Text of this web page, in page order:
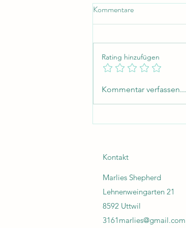
Unternehmen werden!
Kommentare
Rating hinzufügen
Kommentar verfassen...
Kontakt
Marlies Shepherd
Lehnenweingarten 21
8592 Uttwil
3161marlies@gmail.com